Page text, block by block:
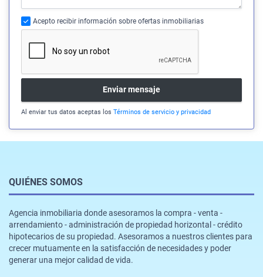
Acepto recibir información sobre ofertas inmobiliarias
Enviar mensaje
Al enviar tus datos aceptas los Términos de servicio y privacidad
QUIÉNES SOMOS
Agencia inmobiliaria donde asesoramos la compra - venta -
arrendamiento - administración de propiedad horizontal - crédito
hipotecarios de su propiedad. Asesoramos a nuestros clientes para
crecer mutuamente en la satisfacción de necesidades y poder
generar una mejor calidad de vida.